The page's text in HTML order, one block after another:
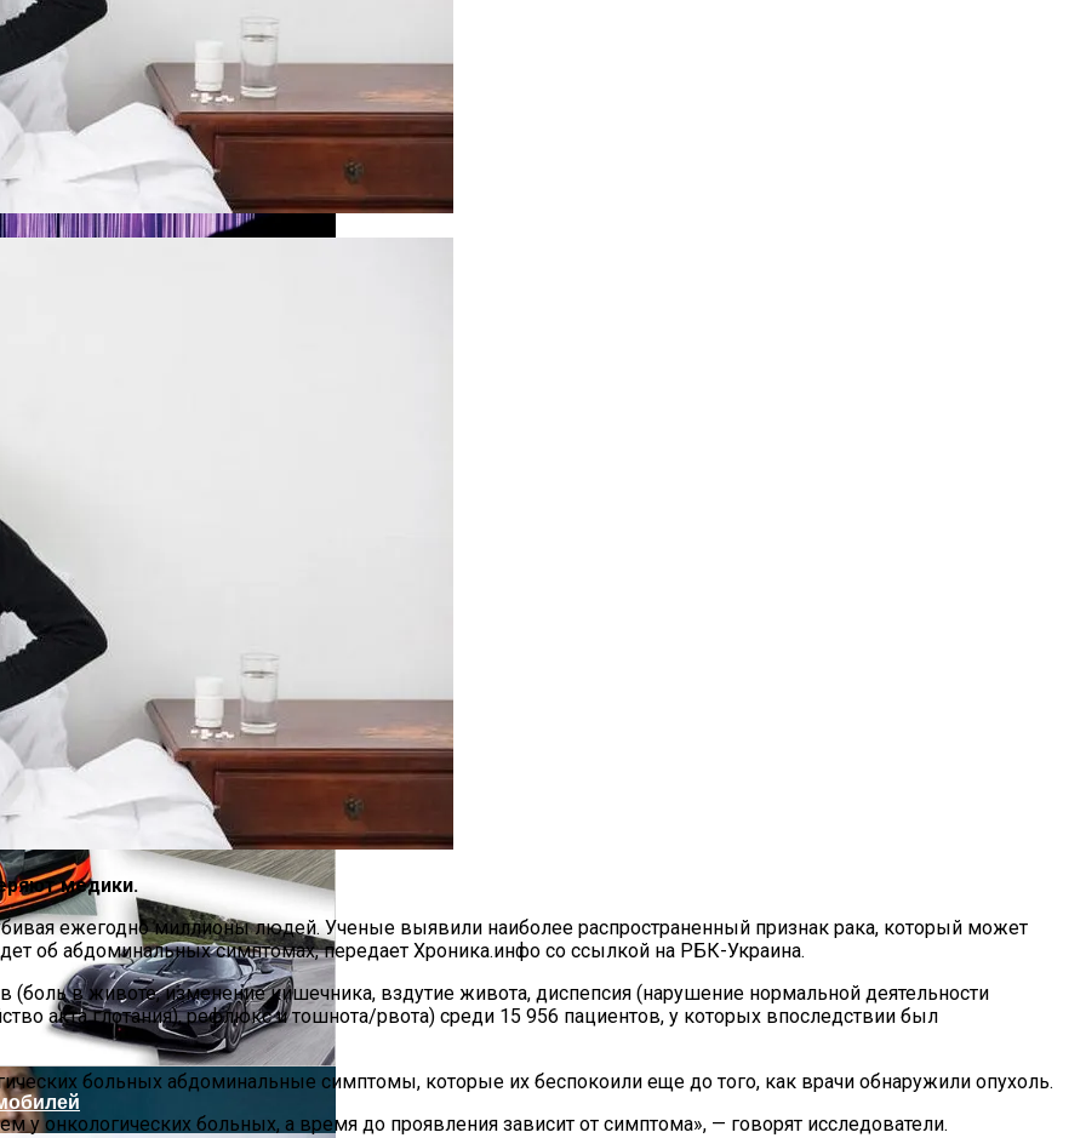
Перца Чили
Тюрьма
КПУ
Чаще Всего Превышают Скорость
Футуристического Авто
медики.
ежегодно миллионы людей. Ученые выявили наиболее распространенный признак рака, который может
об абдоминальных симптомах, передает Хроника.инфо со ссылкой на РБК-Украина.
в животе, изменение кишечника, вздутие живота, диспепсия (нарушение нормальной деятельности
акта глотания), рефлюкс и тошнота/рвота) среди 15 956 пациентов, у которых впоследствии был
больных абдоминальные симптомы, которые их беспокоили еще до того, как врачи обнаружили опухоль.
онкологических больных, а время до проявления зависит от симптома», — говорят исследователи.